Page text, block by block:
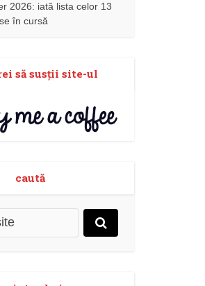
2026: iată lista celor 13
în cursă
să susţii site-ul
caută